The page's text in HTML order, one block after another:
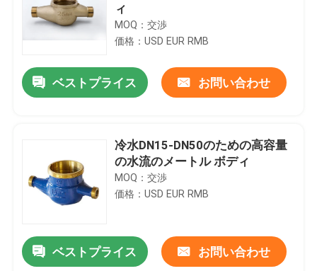
ィ
MOQ：交渉
価格：USD EUR RMB
ベストプライス お問い合わせ
冷水DN15-DN50のための高容量
の水流のメートル ボディ
MOQ：交渉
価格：USD EUR RMB
ベストプライス お問い合わせ